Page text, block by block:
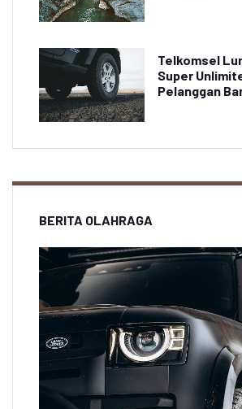
Telkomsel
Super
Pelanggan
BERITA OLAHRAGA